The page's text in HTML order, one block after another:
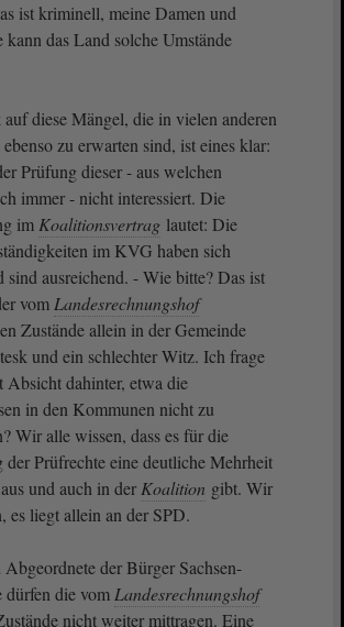
ist kriminell, meine Damen und
das Land solche Umstände
diese Mängel, die in vielen anderen
zu erwarten sind, ist eines klar:
Prüfung dieser - aus welchen
immer - nicht interessiert. Die
im Koalitionsvertrag lautet: Die
im KVG haben sich
sind ausreichend. - Wie bitte? Das ist
vom Landesrechnungshof
Zustände allein in der Gemeinde
und ein schlechter Witz. Ich frage
Absicht dahinter, etwa die
in den Kommunen nicht zu
Wir alle wissen, dass es für die
der Prüfrechte eine deutliche Mehrheit
und auch in der Koalition gibt. Wir
es liegt allein an der SPD.
Abgeordnete der Bürger Sachsen-
dürfen die vom Landesrechnungshof
nicht weiter mittragen. Eine